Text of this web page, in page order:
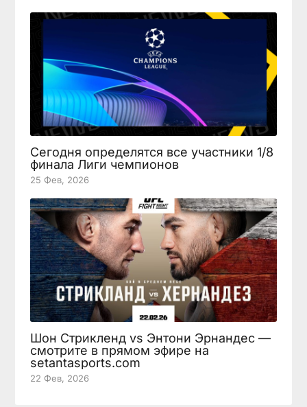
Сегодня определятся все участники 1/8
финала Лиги чемпионов
25 Фев, 2026
Шон Стрикленд vs Энтони Эрнандес —
смотрите в прямом эфире на
setantasports.com
22 Фев, 2026